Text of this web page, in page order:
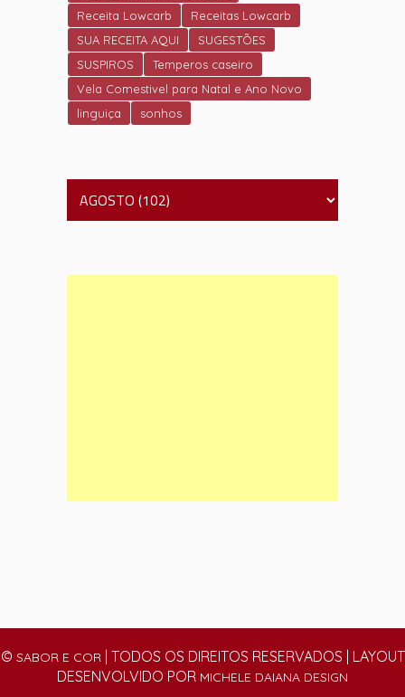
Receita Lowcarb
Receitas Lowcarb
SUA RECEITA AQUI
SUGESTÕES
SUSPIROS
Temperos caseiro
Vela Comestivel para Natal e Ano Novo
linguiça
sonhos
© SABOR E COR| TODOS OS DIREITOS RESERVADOS | LAYOUT
DESENVOLVIDO POR MICHELE DAIANA DESIGN